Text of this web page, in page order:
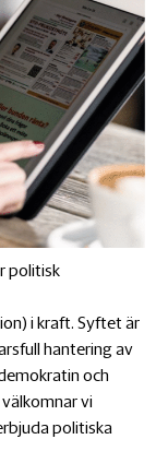
politisk
i kraft. Syftet är
hantering av
och
vi
politiska